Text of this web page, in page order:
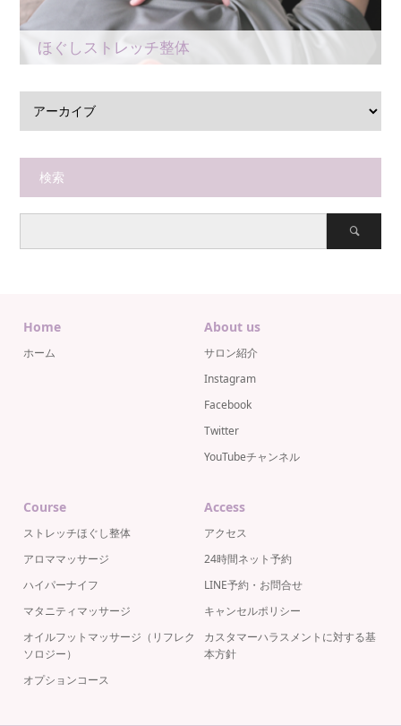
ほぐしストレッチ整体
検索
Home
ホーム
About us
サロン紹介
Instagram
Facebook
Twitter
YouTubeチャンネル
Course
ストレッチほぐし整体
アロママッサージ
ハイパーナイフ
マタニティマッサージ
オイルフットマッサージ（リフレク
ソロジー）
オプションコース
Access
アクセス
24時間ネット予約
LINE予約・お問合せ
キャンセルポリシー
カスタマーハラスメントに対する基
本方針